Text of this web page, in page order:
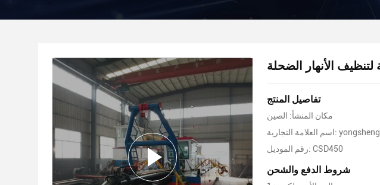
تفاصيل المنتج
مكان المنشأ: الصين
اسم العلامة التجارية: yongsheng
رقم الموديل: CSD450
شروط الدفع والشحن